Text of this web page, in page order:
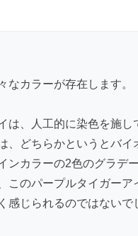
なカラーが存在します。
は、人工的に染色を施し
、どちらかというとバイ
ンカラーの2色のグラデ
このパープルタイガーア
感じられるのではないで